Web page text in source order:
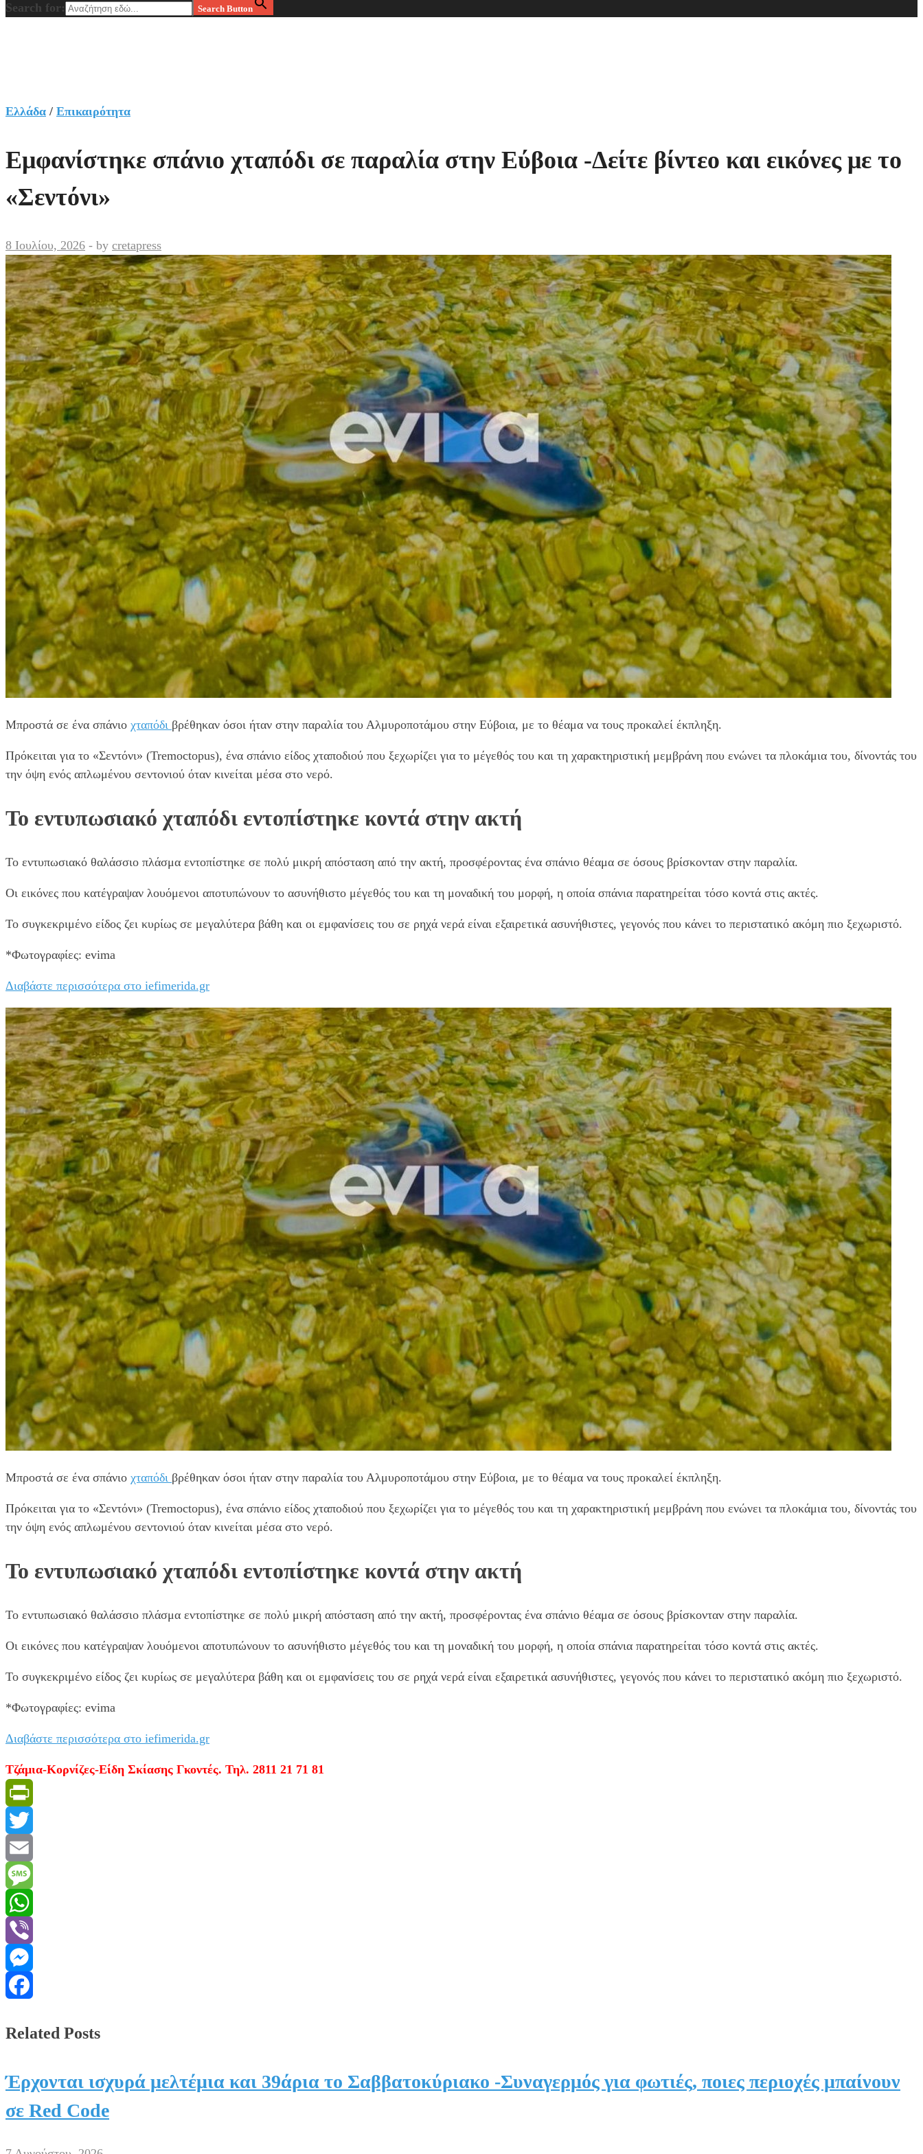
Search for: Search Button
Ελλάδα / Επικαιρότητα
Εμφανίστηκε σπάνιο χταπόδι σε παραλία στην Εύβοια -Δείτε βίντεο και εικόνες με το
«Σεντόνι»
8 Ιουλίου, 2026 - by cretapress
Μπροστά σε ένα σπάνιο χταπόδι βρέθηκαν όσοι ήταν στην παραλία του Αλμυροποτάμου στην Εύβοια, με το θέαμα να τους προκαλεί έκπληξη.
Πρόκειται για το «Σεντόνι» (Tremoctopus), ένα σπάνιο είδος χταποδιού που ξεχωρίζει για το μέγεθός του και τη χαρακτηριστική μεμβράνη που ενώνει τα πλοκάμια του, δίνοντάς του
την όψη ενός απλωμένου σεντονιού όταν κινείται μέσα στο νερό.
Το εντυπωσιακό χταπόδι εντοπίστηκε κοντά στην ακτή
Το εντυπωσιακό θαλάσσιο πλάσμα εντοπίστηκε σε πολύ μικρή απόσταση από την ακτή, προσφέροντας ένα σπάνιο θέαμα σε όσους βρίσκονταν στην παραλία.
Οι εικόνες που κατέγραψαν λουόμενοι αποτυπώνουν το ασυνήθιστο μέγεθός του και τη μοναδική του μορφή, η οποία σπάνια παρατηρείται τόσο κοντά στις ακτές.
Το συγκεκριμένο είδος ζει κυρίως σε μεγαλύτερα βάθη και οι εμφανίσεις του σε ρηχά νερά είναι εξαιρετικά ασυνήθιστες, γεγονός που κάνει το περιστατικό ακόμη πιο ξεχωριστό.
*Φωτογραφίες: evima
Διαβάστε περισσότερα στο iefimerida.gr
Μπροστά σε ένα σπάνιο χταπόδι βρέθηκαν όσοι ήταν στην παραλία του Αλμυροποτάμου στην Εύβοια, με το θέαμα να τους προκαλεί έκπληξη.
Πρόκειται για το «Σεντόνι» (Tremoctopus), ένα σπάνιο είδος χταποδιού που ξεχωρίζει για το μέγεθός του και τη χαρακτηριστική μεμβράνη που ενώνει τα πλοκάμια του, δίνοντάς του
την όψη ενός απλωμένου σεντονιού όταν κινείται μέσα στο νερό.
Το εντυπωσιακό χταπόδι εντοπίστηκε κοντά στην ακτή
Το εντυπωσιακό θαλάσσιο πλάσμα εντοπίστηκε σε πολύ μικρή απόσταση από την ακτή, προσφέροντας ένα σπάνιο θέαμα σε όσους βρίσκονταν στην παραλία.
Οι εικόνες που κατέγραψαν λουόμενοι αποτυπώνουν το ασυνήθιστο μέγεθός του και τη μοναδική του μορφή, η οποία σπάνια παρατηρείται τόσο κοντά στις ακτές.
Το συγκεκριμένο είδος ζει κυρίως σε μεγαλύτερα βάθη και οι εμφανίσεις του σε ρηχά νερά είναι εξαιρετικά ασυνήθιστες, γεγονός που κάνει το περιστατικό ακόμη πιο ξεχωριστό.
*Φωτογραφίες: evima
Διαβάστε περισσότερα στο iefimerida.gr
Τζάμια-Κορνίζες-Είδη Σκίασης Γκοντές. Τηλ. 2811 21 71 81
PrintFriendly
Twitter
Email
Message
WhatsApp
Viber
Messenger
Related Posts
Έρχονται ισχυρά μελτέμια και 39άρια το Σαββατοκύριακο -Συναγερμός για φωτιές, ποιες περιοχές μπαίνουν
σε Red Code